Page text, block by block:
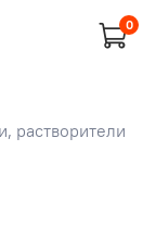
0
лаки, морилки, краски, растворители